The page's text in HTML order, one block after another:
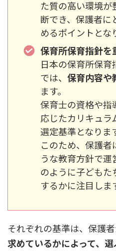
た質の高い環境が
断でき、保護者に
めるポイントとな
保育所保育指針を
日本の保育所保
では、 保育内容や
ます。
保育士の資格や指
応じたカリキュラ
選定基準となりま
このため、保護
うな教育方針で
のように子どもた
するかに注目しま
それぞれの基準は、保護
求めているかによって、